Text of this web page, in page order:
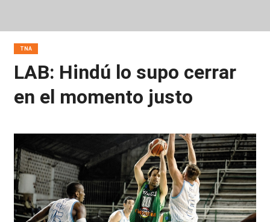
TNA
LAB: Hindú lo supo cerrar
en el momento justo